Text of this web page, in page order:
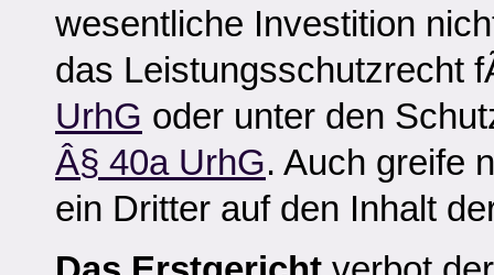
wesentliche Investition
das Leistungsschutzrecht
UrhG oder unter den
Â§ 40a UrhG. Auch greife
ein Dritter auf den Inhalt